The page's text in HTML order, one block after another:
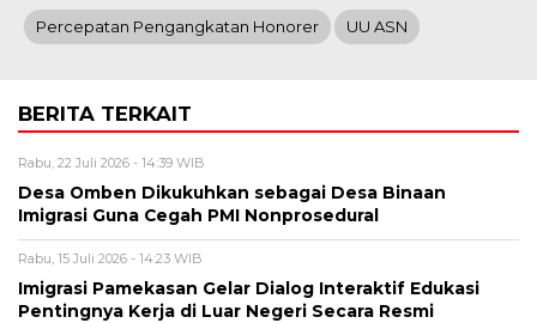
Percepatan Pengangkatan Honorer UU ASN
BERITA TERKAIT
Rabu, 22 Juli 2026 - 14:39 WIB
Desa Omben Dikukuhkan sebagai Desa Binaan
Imigrasi Guna Cegah PMI Nonprosedural
Rabu, 15 Juli 2026 - 14:23 WIB
Imigrasi Pamekasan Gelar Dialog Interaktif Edukasi
Pentingnya Kerja di Luar Negeri Secara Resmi